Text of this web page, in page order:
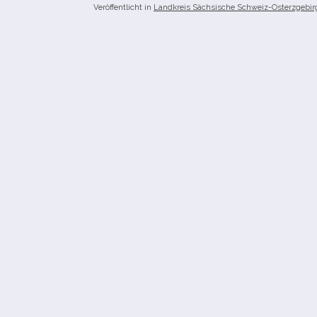
Veröffentlicht in Landkreis Sächsische Schweiz-